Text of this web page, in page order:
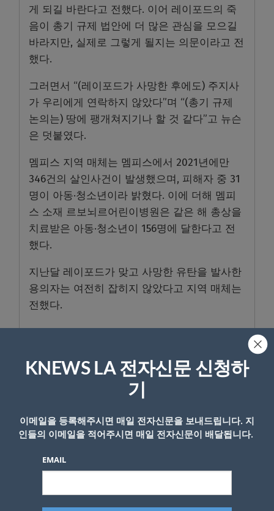
게 되길 바란다고 전했다. 이어 레이포드의 죽
음이 총기 규제 법안에 더 많은 관심을 모으길
바라지만, 실제로 그렇게 될지는 의문이라고 전
했다.
그러면서 “(레이포드가 사망한 후에도) 주지사
가 우리에게 연락하지 않았다”며 “(총기 규제
논의는) 땅에 팽개쳐지기나 할 것 같다”고 뉴슨
은 덧붙였다.
멤피스 지역 매체는 멤피스에서 2021년에만
346건의 살인사건이 발생했으며, 피해자 중 31
명이 아동·청소년이라 밝혔다. 이에 더해 멤피
스 소재 르보뇌르어린이병원은 같은 해 총상을
치료받은 아동·청소년이 156명에 달한다고 전
했다.
지난달 레이포드가 맞고 사망한 유탄을 발사한
용의자는 여전히 잡히지 않았다고 지역 매체는
전했다.
이메일 주소는 공개되지 않습니다. 필수 필드는*로 표시됩니
KNEWS LA 전자신문 신청하
기
이메일을 등록해주시면 매일 전자신문을 보내드립니다. 지
인들의 이메일을 적어주시면 매일 전자신문이 배달됩니다.
EMAIL